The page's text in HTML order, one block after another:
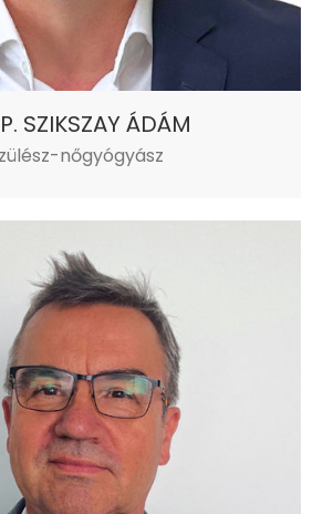
SZIKSZAY ÁDÁM
nőgyógyász